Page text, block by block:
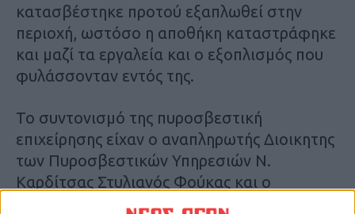
κατασβέστηκε προτού εξαπλωθεί στην
περιοχή, ωστόσο η αποθήκη καταστράφηκε
και μαζί τα εργαλεία και ο εξοπλισμός που
φυλάσσονταν εντός της.
Το συντονισμό της πυροσβεστική
επιχείρησης είχαν ο αναπληρωτής Διοικητης
των Πυροσβεστικών Υπηρεσιών Ν.
Καρδίτσας Στυλιανός Φούκας και ο
Διοικητής της Πυροσβεστικής Υπηρεσίας